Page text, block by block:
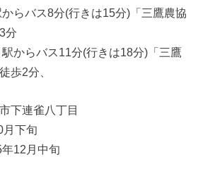
らバス8分(行きは15分)「三鷹農協
分
からバス11分(行きは18分)「三鷹
歩2分、
下連雀八丁目
月下旬
12月中旬